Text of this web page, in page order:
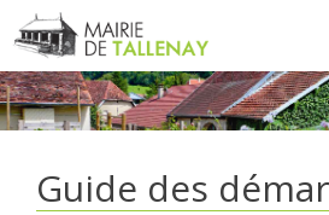
Aller
au
contenu
Guide des